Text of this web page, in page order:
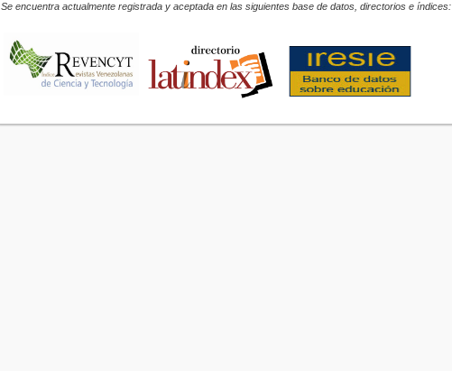
Se encuentra actualmente registrada y aceptada en las siguientes base de datos, directorios e índices: